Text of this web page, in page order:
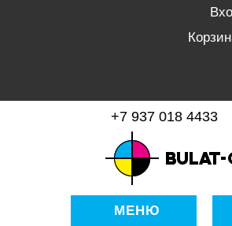
материалы для
множительной техники
+7 937 018 4433
МЕНЮ